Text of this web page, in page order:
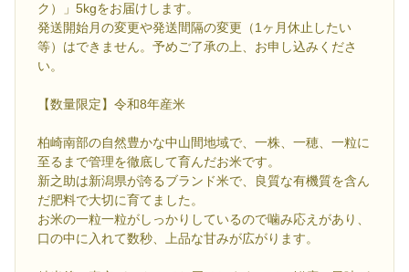
ク）」5kgをお届けします。
発送開始月の変更や発送間隔の変更（1ヶ月休止したい
等）はできません。予めご了承の上、お申し込みくださ
い。
【数量限定】令和8年産米
柏崎南部の自然豊かな中山間地域で、一株、一穂、一粒に
至るまで管理を徹底して育んだお米です。
新之助は新潟県が誇るブランド米で、良質な有機質を含ん
だ肥料で大切に育てました。
お米の一粒一粒がしっかりしているので噛み応えがあり、
口の中に入れて数秒、上品な甘みが広がります。